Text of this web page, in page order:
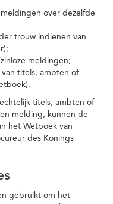
over dezelfde
trouw indienen van
meldingen;
titels, ambten of
titels, ambten of
melding, kunnen de
het Wetboek van
des Konings
gebruikt om het